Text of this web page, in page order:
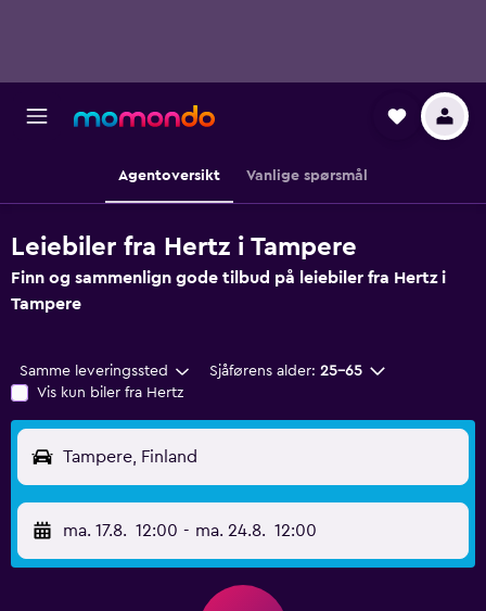
Agentoversikt Vanlige spørsmål
Leiebiler fra Hertz i Tampere
Finn og sammenlign gode tilbud på leiebiler fra Hertz i
Tampere
Samme leveringssted Sjåførens alder: 25–65
Vis kun biler fra Hertz
Tampere, Finland
ma. 17.8. 12:00 - ma. 24.8. 12:00